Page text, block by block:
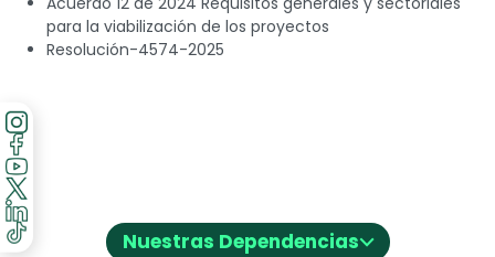
para la viabilización de los proyectos
Resolución-4574-2025
Nuestras Dependencias⌵